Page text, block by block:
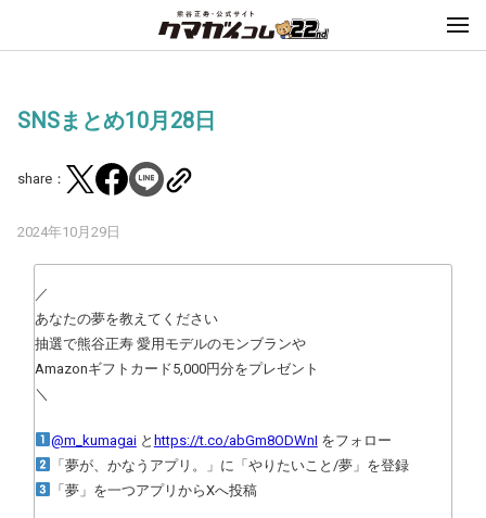
SNSまとめ10月28日
share：
2024年10月29日
／
あなたの夢を教えてください
抽選で熊谷正寿 愛用モデルのモンブランや
Amazonギフトカード5,000円分をプレゼント
＼
@m_kumagaiと https://t.co/abGm8ODWnI をフォロー
「夢が、かなうアプリ。」に「やりたいこと/夢」を登録
「夢」を一つアプリからXへ投稿